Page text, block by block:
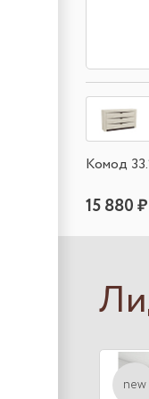
Комод
15 880 ₽
new